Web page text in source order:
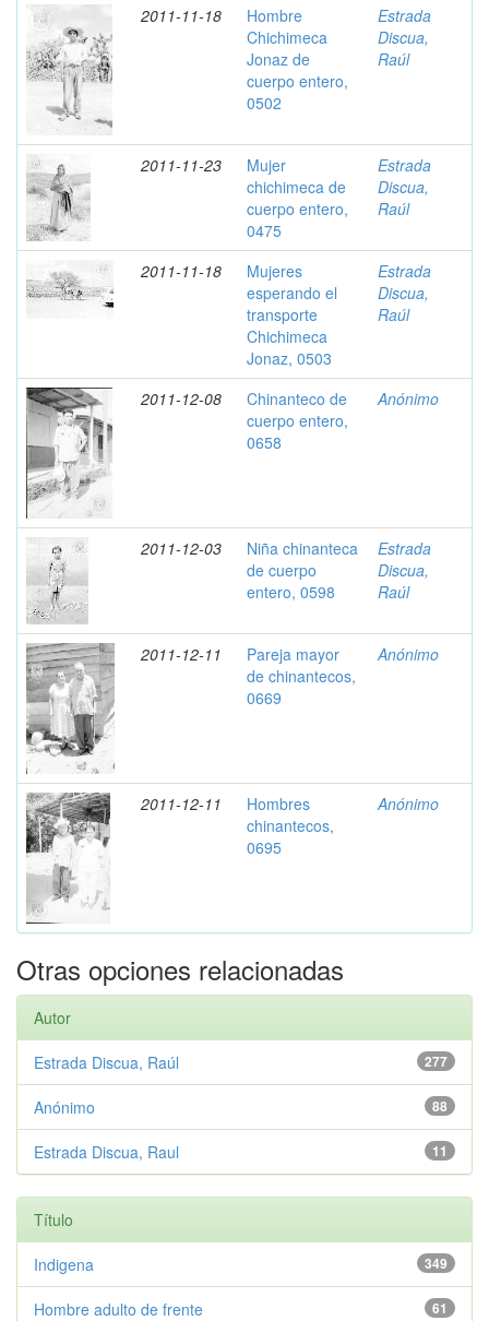
2011-11-18
Hombre
Chichimeca
Jonaz de
cuerpo entero,
0502
Estrada
Discua,
Raúl
2011-11-23
Mujer
chichimeca de
cuerpo entero,
0475
Estrada
Discua,
Raúl
2011-11-18
Mujeres
esperando el
transporte
Chichimeca
Jonaz, 0503
Estrada
Discua,
Raúl
2011-12-08
Chinanteco de
cuerpo entero,
0658
Anónimo
2011-12-03
Niña chinanteca
de cuerpo
entero, 0598
Estrada
Discua,
Raúl
2011-12-11
Pareja mayor
de chinantecos,
0669
Anónimo
2011-12-11
Hombres
chinantecos,
0695
Anónimo
Otras opciones relacionadas
Autor
277
Estrada Discua, Raúl
88
Anónimo
11
Estrada Discua, Raul
Título
349
Indigena
61
Hombre adulto de frente